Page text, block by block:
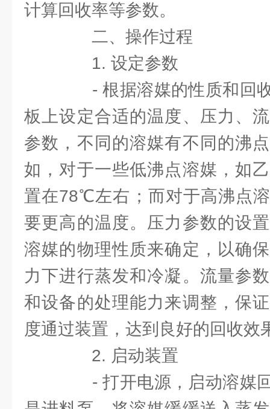
计算回收率等参数。
二、操作过程
1. 设定参数
- 根据溶媒的性质和回收
板上设定合适的温度、压力、
参数，不同的溶媒有不同的沸
如，对于一些低沸点溶媒，如
置在78℃左右；而对于高沸点
要更高的温度。压力参数的设
溶媒的物理性质来确定，以确
力下进行蒸发和冷凝。流量参
和设备的处理能力来调整，保
度通过装置，达到良好的回收效
2. 启动装置
- 打开电源，启动溶媒回